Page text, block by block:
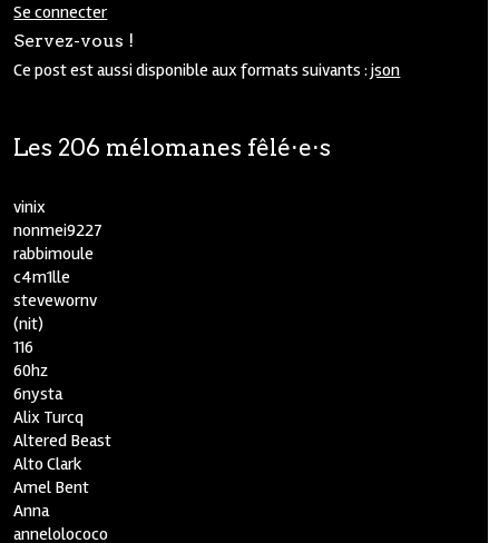
Se connecter
Servez-vous !
Ce post est aussi disponible aux formats suivants :json
Les 206 mélomanes fêlé⋅e⋅s
vinix
nonmei9227
rabbimoule
c4m1lle
stevewornv
(nit)
116
60hz
6nysta
Alix Turcq
Altered Beast
Alto Clark
Amel Bent
Anna
annelolococo